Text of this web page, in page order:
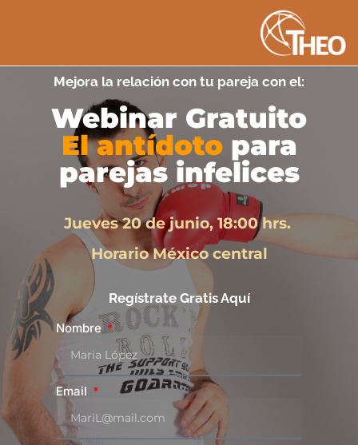
Mejora la relación con tu pareja con el:
Webinar Gratuito
El antídoto para
parejas infelices
Jueves 20 de junio, 18:00 hrs.
Horario México central
Regístrate Gratis Aquí
Nombre
Email